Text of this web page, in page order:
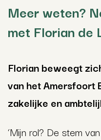
Meer weten?
met Florian de
Florian beweegt
van het Amersfoort
zakelijke en
‘Mijn rol? De stem